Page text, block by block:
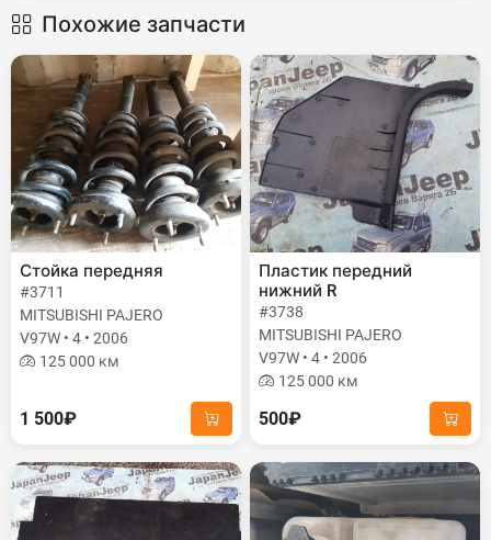
Похожие запчасти
Стойка передняя
#3711
MITSUBISHI PAJERO
V97W • 4 • 2006
125 000 км
1 500₽
Пластик передний
нижний R
#3738
MITSUBISHI PAJERO
V97W • 4 • 2006
125 000 км
500₽